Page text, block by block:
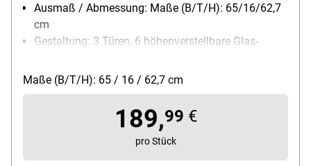
Ausmaß / Abmessung: Maße (B/T/H): 65/16/62,7
cm
Gestaltung: 3 Türen, 6 höhenverstellbare Glas-
Energieeffizienzklasse F, 10 Watt, 770 Lumen, 5700
Kelvin, Länge der Lampe ca. 45,8 cm
Fachböden verstellbar: Ja
Maße (B/T/H): 65 / 16 / 62,7 cm
189,99 €
pro Stück